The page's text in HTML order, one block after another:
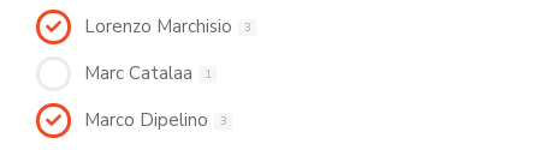
Lorenzo Marchisio 3
Marc Catalaa 1
Marco Dipelino 3